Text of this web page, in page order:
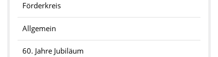
Förderkreis
Allgemein
60. Jahre Jubiläum